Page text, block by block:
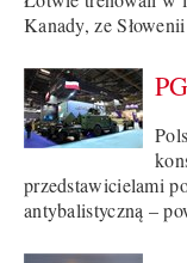
Kanady, ze
przedstawicielami
antybalistyczną –